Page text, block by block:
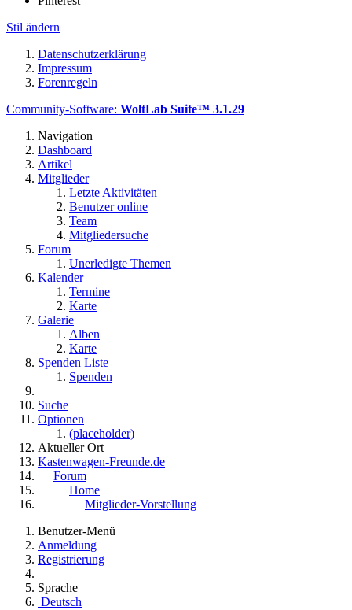
Stil ändern
Datenschutzerklärung
Impressum
Forenregeln
Community-Software: WoltLab Suite™ 3.1.29
Navigation
Dashboard
Artikel
Mitglieder
Letzte Aktivitäten
Benutzer online
Team
Mitgliedersuche
Forum
Unerledigte Themen
Kalender
Termine
Karte
Galerie
Alben
Karte
Spenden Liste
Spenden
Suche
Optionen
(placeholder)
Aktueller Ort
Kastenwagen-Freunde.de
Forum
Home
Mitglieder-Vorstellung
Benutzer-Menü
Anmeldung
Registrierung
Sprache
Deutsch